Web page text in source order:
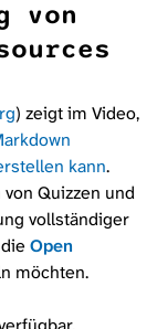
von
) zeigt im Video,
kann.
Quizzen und
vollständiger
Open
möchten.